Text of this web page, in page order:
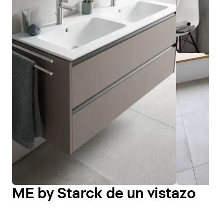
ME by Starck de un vistazo